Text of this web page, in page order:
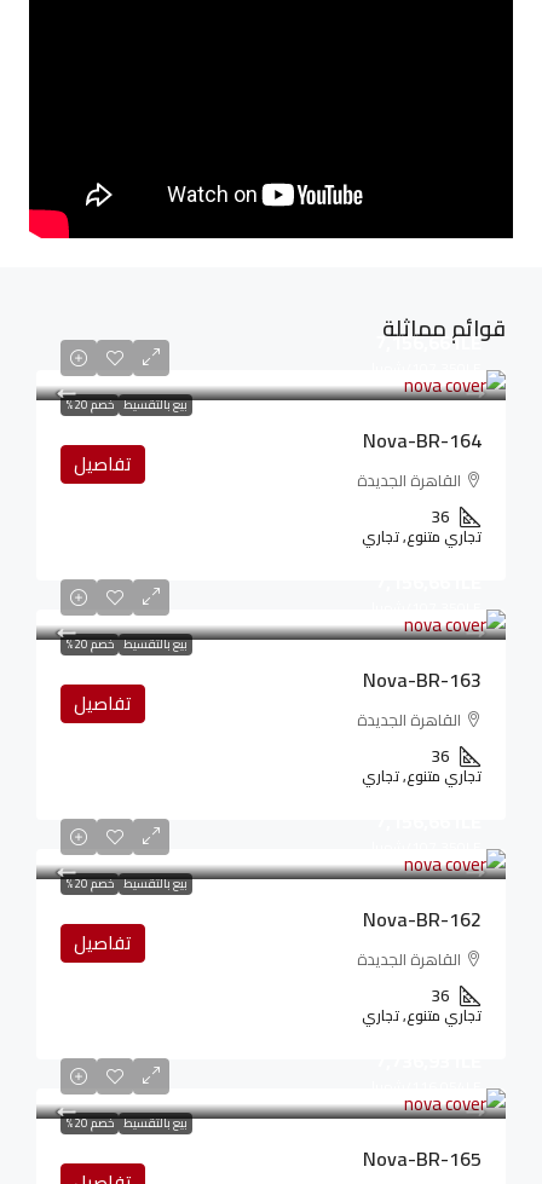
قوائم مماثلة
بيع بالتقسيط خصم 20%
7,156,661LE
Nova-BR-164
القاهرة الجديدة
36
تجاري متنوع, تجاري
تفاصيل
بيع بالتقسيط خصم 20%
Nova-BR-163
القاهرة الجديدة
36
تجاري متنوع, تجاري
تفاصيل
بيع بالتقسيط خصم 20%
Nova-BR-162
القاهرة الجديدة
36
تجاري متنوع, تجاري
تفاصيل
بيع بالتقسيط خصم 20%
Nova-BR-165